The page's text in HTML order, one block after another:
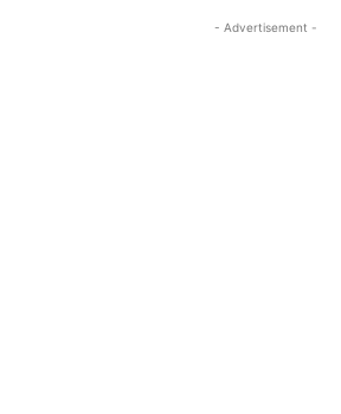
- Advertisement -